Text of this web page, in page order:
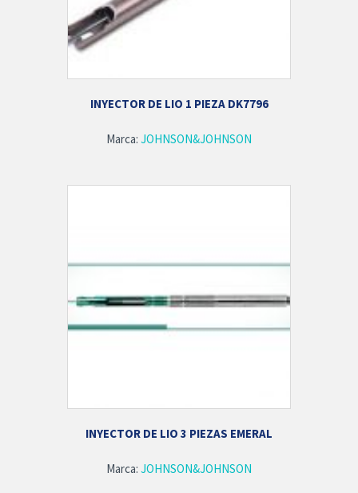
INYECTOR DE LIO 1 PIEZA DK7796
Marca: JOHNSON&JOHNSON
INYECTOR DE LIO 3 PIEZAS EMERAL
Marca: JOHNSON&JOHNSON